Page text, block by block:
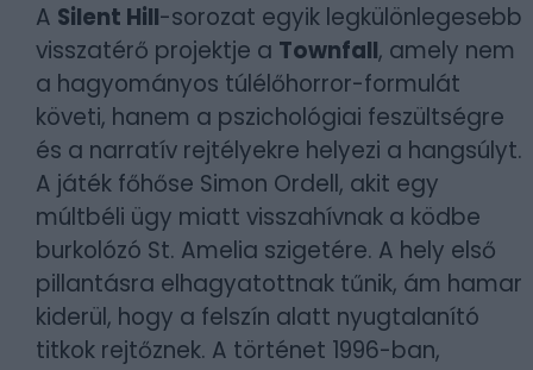
A Silent Hill-sorozat egyik legkülönlegesebb
visszatérő projektje a Townfall, amely nem
a hagyományos túlélőhorror-formulát
követi, hanem a pszichológiai feszültségre
és a narratív rejtélyekre helyezi a hangsúlyt.
A játék főhőse Simon Ordell, akit egy
múltbéli ügy miatt visszahívnak a ködbe
burkolózó St. Amelia szigetére. A hely első
pillantásra elhagyatottnak tűnik, ám hamar
kiderül, hogy a felszín alatt nyugtalanító
titkok rejtőznek. A történet 1996-ban,